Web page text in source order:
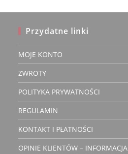
Przydatne linki
MOJE KONTO
ZWROTY
POLITYKA PRYWATNOŚCI
REGULAMIN
KONTAKT I PŁATNOŚCI
OPINIE KLIENTÓW – INFORMACJA